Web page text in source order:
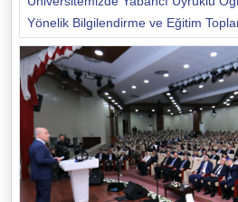
Yönelik Bilgilendirme ve Eğitim